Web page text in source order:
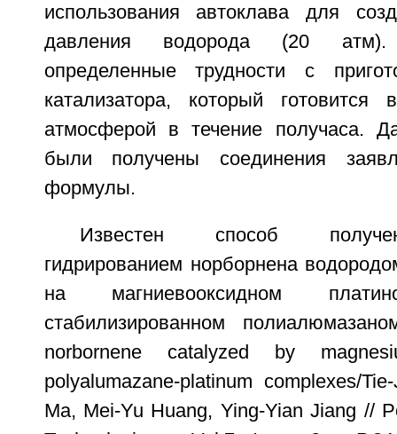
использования автоклава для
давления водорода (20
определенные трудности с
катализатора, который
атмосферой в течение получаса.
были получены соединения
формулы.
Известен способ
гидрированием норборнена
на магниевооксидном
стабилизированном
norbornene catalyzed by
polyalumazane-platinum complexes/
Ma, Mei-Yu Huang, Ying-Yian Jiang //